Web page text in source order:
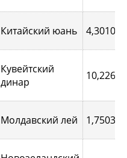
Китайский юань 4,3010
Кувейтский
динар
10,2264
Молдавский лей 1,7503